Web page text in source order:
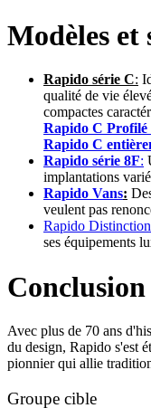
Modèles et
Rapido série C:
qualité de vie
compactes
Rapido C Profilé
Rapido C
Rapido série 8F:
implantations
Rapido Vans:
veulent pas
Rapido
ses équipements
Avec plus de 70 ans
du design, Rapido s'est
pionnier qui allie
Groupe cible